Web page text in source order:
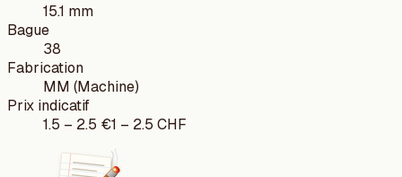
15.1 mm
Bague
38
Fabrication
MM (Machine)
Prix indicatif
1.5 – 2.5 €1 – 2.5 CHF